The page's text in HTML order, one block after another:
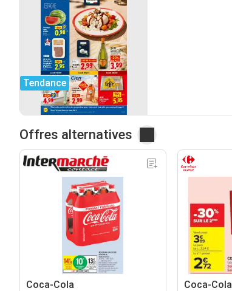
Tendance
Offres alternatives
Coca-Cola Coca-Cola